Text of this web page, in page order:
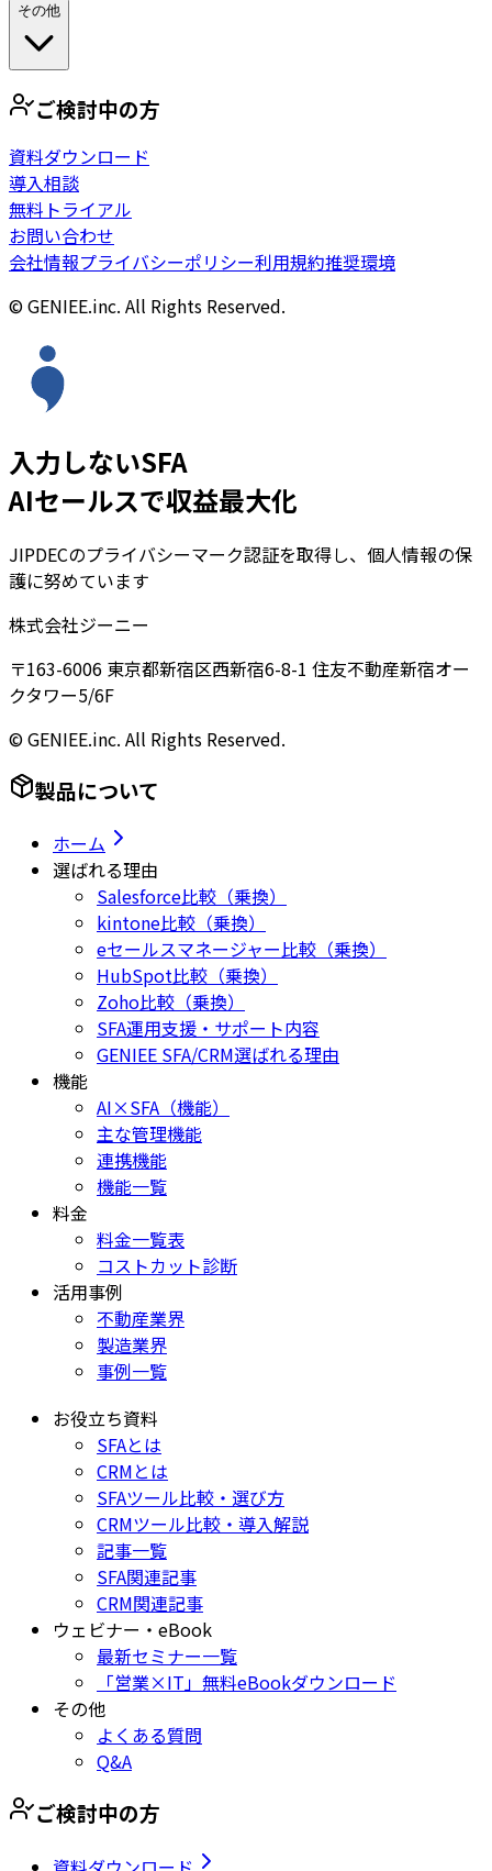
その他
ご検討中の方
資料ダウンロード
導入相談
無料トライアル
お問い合わせ
会社情報プライバシーポリシー利用規約推奨環境
© GENIEE.inc. All Rights Reserved.
入力しないSFA
AIセールスで収益最大化
JIPDECのプライバシーマーク認証を取得し、個人情報の保
護に努めています
株式会社ジーニー
〒163-6006 東京都新宿区西新宿6-8-1 住友不動産新宿オー
クタワー5/6F
© GENIEE.inc. All Rights Reserved.
製品について
ホーム
選ばれる理由
Salesforce比較（乗換）
kintone比較（乗換）
eセールスマネージャー比較（乗換）
HubSpot比較（乗換）
Zoho比較（乗換）
SFA運用支援・サポート内容
GENIEE SFA/CRM選ばれる理由
機能
AI×SFA（機能）
主な管理機能
連携機能
機能一覧
料金
料金一覧表
コストカット診断
活用事例
不動産業界
製造業界
事例一覧
お役立ち資料
SFAとは
CRMとは
SFAツール比較・選び方
CRMツール比較・導入解説
記事一覧
SFA関連記事
CRM関連記事
ウェビナー・eBook
最新セミナー一覧
「営業×IT」無料eBookダウンロード
その他
よくある質問
Q&A
ご検討中の方